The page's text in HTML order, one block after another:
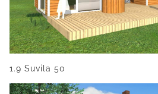
1.9 Suvila 50